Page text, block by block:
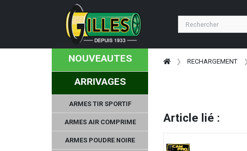
NOUVEAUTES
ARRIVAGES
ARMES TIR SPORTIF
ARMES AIR COMPRIME
ARMES POUDRE NOIRE
RECHARGEMENT
Article lié :